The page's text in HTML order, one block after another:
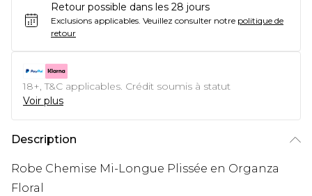
Retour possible dans les 28 jours
Exclusions applicables. Veuillez consulter notre politique de
retour
18+, T&C applicables. Crédit soumis à statut
Voir plus
Description
Robe Chemise Mi-Longue Plissée en Organza
Floral